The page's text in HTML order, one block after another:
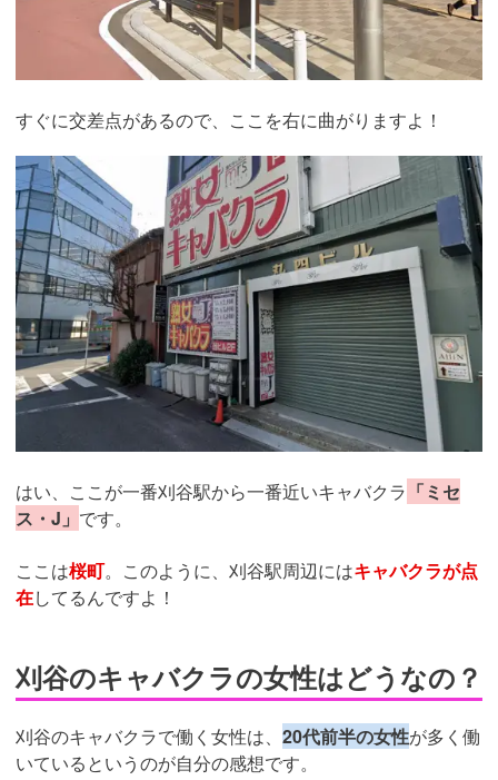
すぐに交差点があるので、ここを右に曲がりますよ！
はい、ここが一番刈谷駅から一番近いキャバクラ 「ミセ
ス・J」 です。
ここは桜町。このように、刈谷駅周辺にはキャバクラが点
在してるんですよ！
刈谷のキャバクラの女性はどうなの？
刈谷のキャバクラで働く女性は、 20代前半の女性が多く働
いているというのが自分の感想です。